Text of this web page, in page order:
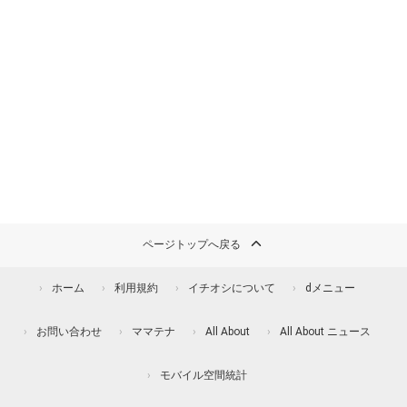
ページトップへ戻る
ホーム 利用規約 イチオシについて dメニュー
お問い合わせ ママテナ All About All About ニュース
モバイル空間統計